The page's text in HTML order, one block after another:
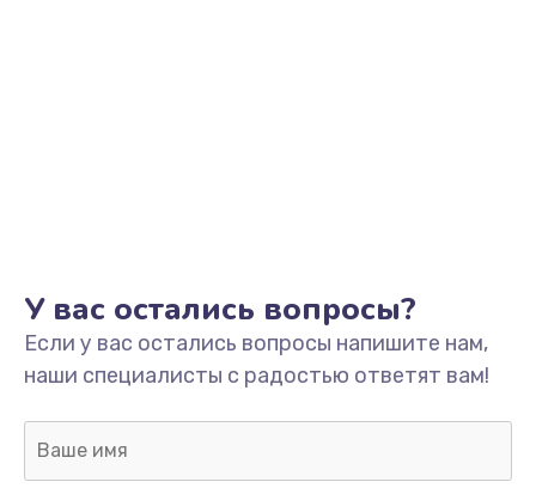
Замена стекла
990 руб.
Заказать
Замена датчика приближения
У вас остались вопросы?
Если у вас остались вопросы напишите нам,
наши специалисты с радостью ответят вам!